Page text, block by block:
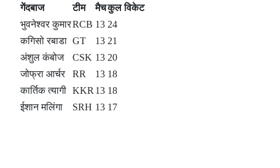
गेंदबाज टीम मैचकुल विकेट
भुवनेश्वर कुमारRCB 13 24
कगिसो रबाडा GT 13 21
अंशुल कंबोज
CSK 13 20
जोफ्रा आर्चर
RR 13 18
कार्तिक त्यागी KKR 13 18
ईशान मलिंगा
SRH 13 17